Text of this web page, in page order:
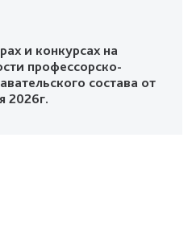
и конкурсах на
профессорско-
состава от
2026г.